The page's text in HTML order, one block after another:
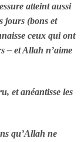
atteint aussi
jours (bons et
ceux qui ont
– et Allah n’aime
et anéantisse les
qu’Allah ne